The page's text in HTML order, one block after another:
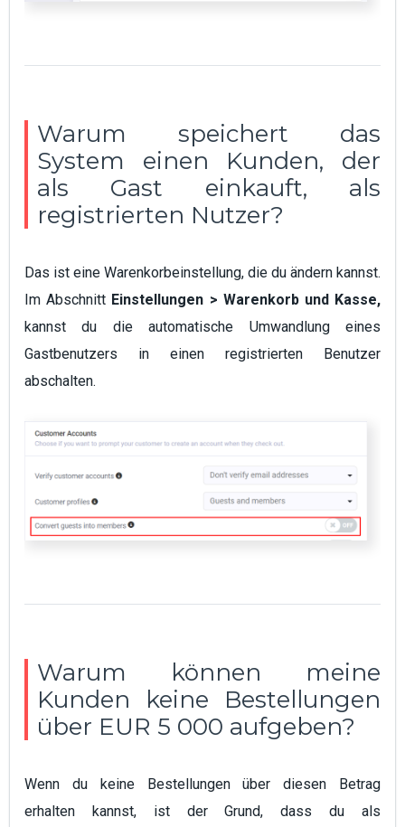
Warum speichert das
System einen Kunden, der
als Gast einkauft, als
registrierten Nutzer?
Das ist eine Warenkorbeinstellung, die du ändern kannst.
Im Abschnitt Einstellungen > Warenkorb und Kasse,
kannst du die automatische Umwandlung eines
Gastbenutzers in einen registrierten Benutzer
abschalten.
Warum können meine
Kunden keine Bestellungen
über EUR 5 000 aufgeben?
Wenn du keine Bestellungen über diesen Betrag
erhalten kannst, ist der Grund, dass du als